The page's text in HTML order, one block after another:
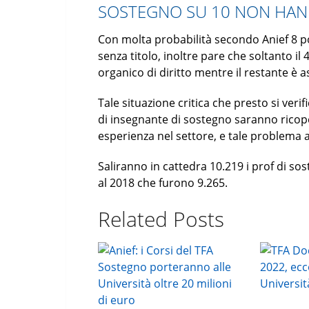
SOSTEGNO SU 10 NON
Con molta probabilità secondo Anief 8
senza titolo, inoltre pare che soltanto il
organico di diritto mentre il restante è
Tale situazione critica che presto si
di insegnante di sostegno saranno
esperienza nel settore, e tale problema
Saliranno in cattedra 10.219 i prof di
al 2018 che furono 9.265.
Related Posts